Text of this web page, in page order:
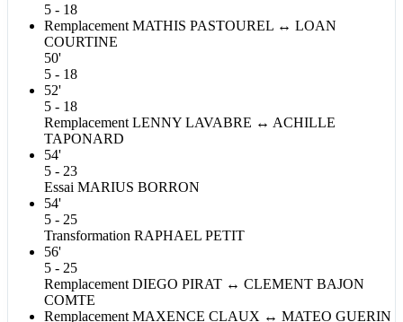
5 - 18
Remplacement MATHIS PASTOUREL ↔ LOAN
COURTINE
50'
5 - 18
52'
5 - 18
Remplacement LENNY LAVABRE ↔ ACHILLE
TAPONARD
54'
5 - 23
Essai MARIUS BORRON
54'
5 - 25
Transformation RAPHAEL PETIT
56'
5 - 25
Remplacement DIEGO PIRAT ↔ CLEMENT BAJON
COMTE
Remplacement MAXENCE CLAUX ↔ MATEO GUERIN